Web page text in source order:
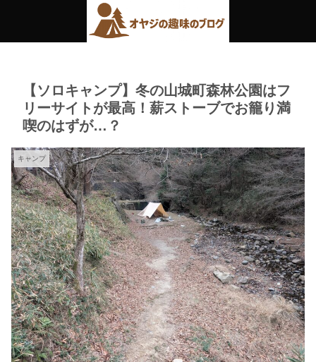
【ソロキャンプ】冬の山城町森林公園はフ
リーサイトが最高！薪ストーブでお籠り満
喫のはずが…？
キャンプ